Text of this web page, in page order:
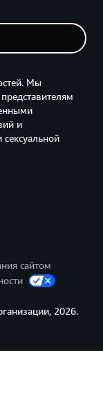
Мы
и
сайтом
2026.